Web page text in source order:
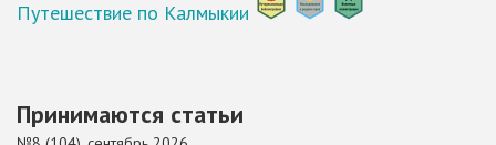
Путешествие по Калмыкии
Принимаются статьи